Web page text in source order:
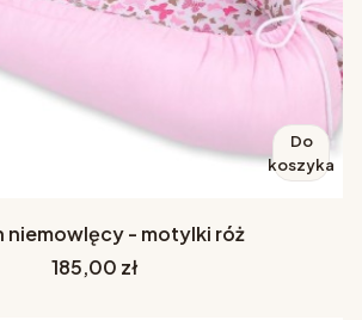
Do
koszyka
niemowlęcy - motylki róż
Cena
185,00 zł